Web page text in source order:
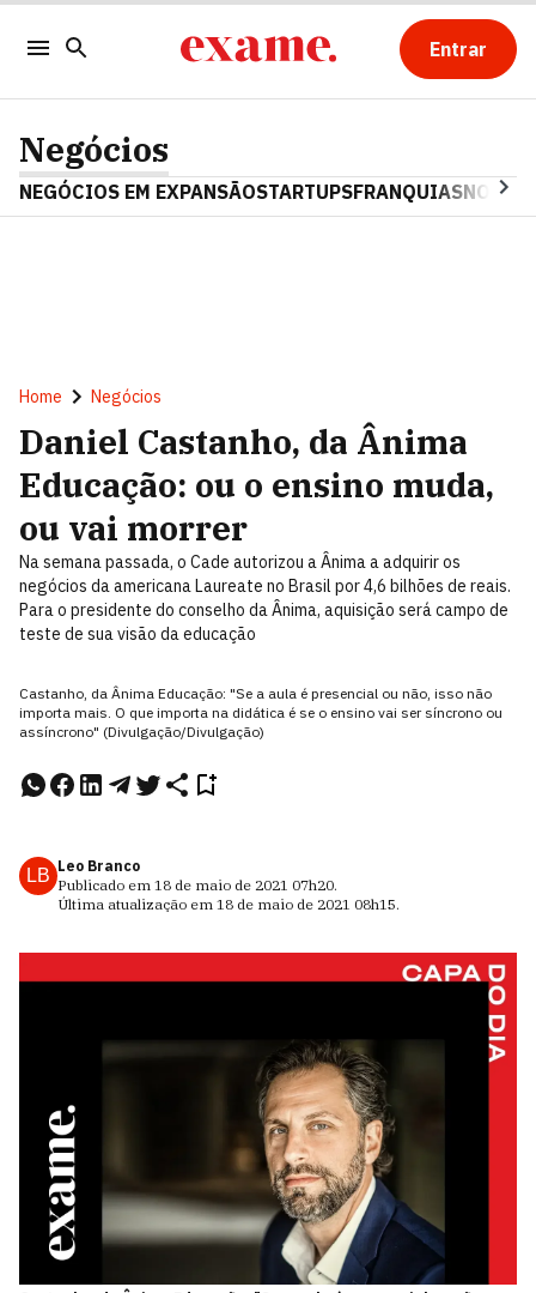
Entrar
Negócios
NEGÓCIOS EM EXPANSÃOSTARTUPSFRANQUIAS
Home Negócios
Daniel Castanho, da Ânima
Educação: ou o ensino muda,
ou vai morrer
Na semana passada, o Cade autorizou a Ânima a adquirir os
negócios da americana Laureate no Brasil por 4,6 bilhões de reais.
Para o presidente do conselho da Ânima, aquisição será campo de
teste de sua visão da educação
Castanho, da Ânima Educação: "Se a aula é presencial ou não, isso não
importa mais. O que importa na didática é se o ensino vai ser síncrono ou
assíncrono" (Divulgação/Divulgação)
LB Leo Branco
Publicado em 18 de maio de 2021 07h20.
Última atualização em 18 de maio de 2021 08h15.